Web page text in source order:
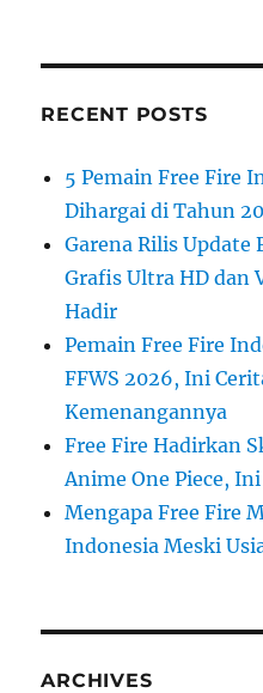
RECENT POSTS
5 Pemain Free Fire
Dihargai di Tahun
Garena Rilis Update
Grafis Ultra HD dan
Hadir
Pemain Free Fire
FFWS 2026, Ini
Kemenangannya
Free Fire Hadirkan
Anime One Piece,
Mengapa Free Fire
Indonesia Meski
ARCHIVES